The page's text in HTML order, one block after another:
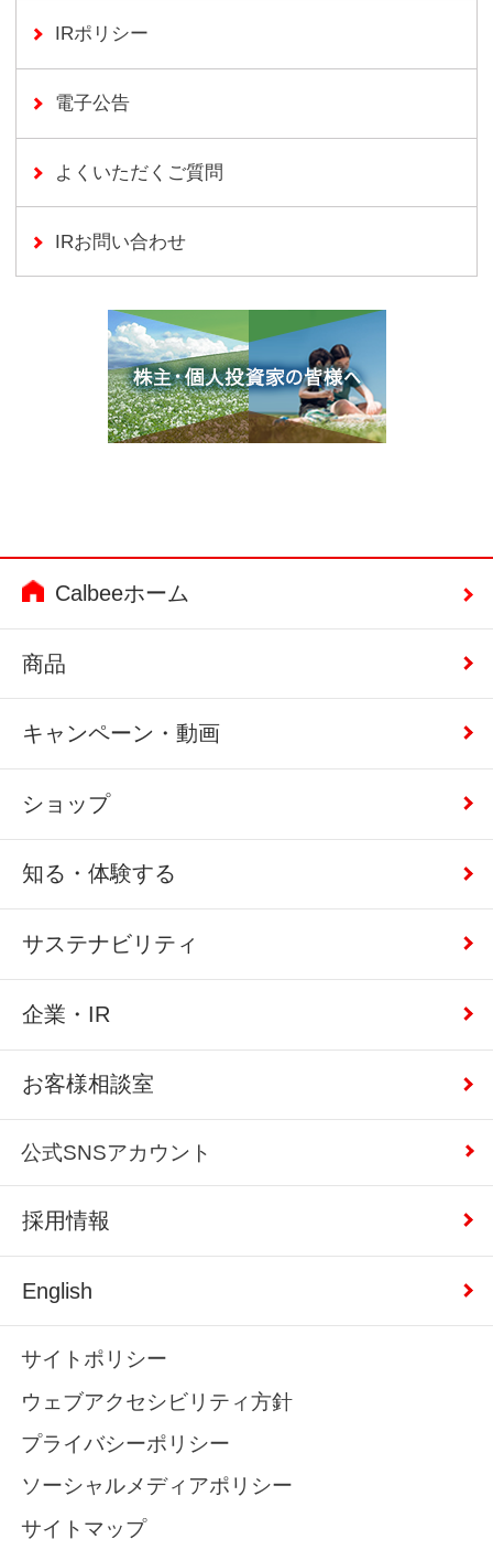
IRポリシー
電子公告
よくいただくご質問
IRお問い合わせ(別ウインドウで開く)
Calbeeホーム
商品
キャンペーン・動画
ショップ
知る・体験する
サステナビリティ
企業・IR
お客様相談室
公式SNSアカウント
採用情報
English
サイトポリシー
ウェブアクセシビリティ方針
プライバシーポリシー
ソーシャルメディアポリシー
サイトマップ